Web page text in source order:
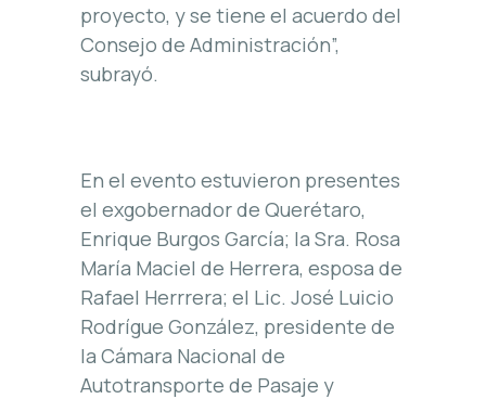
proyecto, y se tiene el acuerdo del
Consejo de Administración”,
subrayó.
En el evento estuvieron presentes
el exgobernador de Querétaro,
Enrique Burgos García; la Sra. Rosa
María Maciel de Herrera, esposa de
Rafael Herrrera; el Lic. José Luicio
Rodrígue González, presidente de
la Cámara Nacional de
Autotransporte de Pasaje y